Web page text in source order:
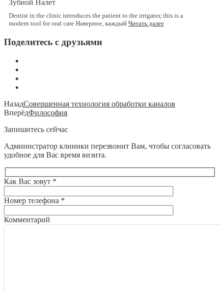
Зубной Налет
Dentist in the clinic introduces the patient to the irrigator, this is a
modern tool for oral care Наверное, каждый Читать далее
Поделитесь с друзьями
НазадСовершенная технология обработки каналов
ВперёдФилософия
Запишитесь сейчас
Администратор клиники перезвонит Вам, чтобы согласовать
удобное для Вас время визита.
Как Вас зовут *
Номер телефона *
Комментарий